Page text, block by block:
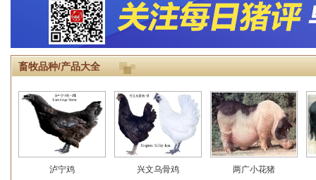
畜牧品种/产品大全
泸宁鸡 兴文乌骨鸡 两广小花猪